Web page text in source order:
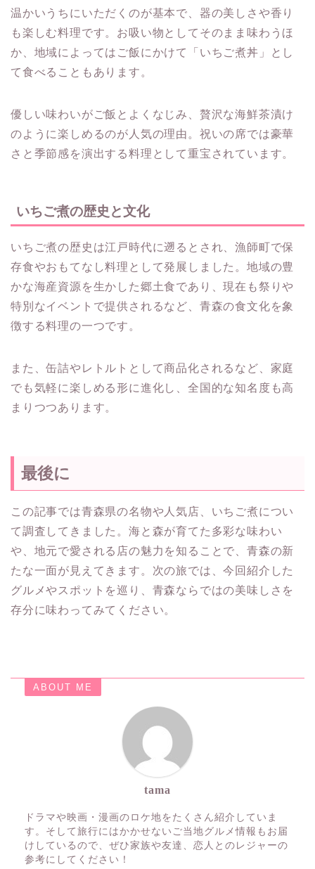
温かいうちにいただくのが基本で、器の美しさや香り
も楽しむ料理です。お吸い物としてそのまま味わうほ
か、地域によってはご飯にかけて「いちご煮丼」とし
て食べることもあります。
優しい味わいがご飯とよくなじみ、贅沢な海鮮茶漬け
のように楽しめるのが人気の理由。祝いの席では豪華
さと季節感を演出する料理として重宝されています。
いちご煮の歴史と文化
いちご煮の歴史は江戸時代に遡るとされ、漁師町で保
存食やおもてなし料理として発展しました。地域の豊
かな海産資源を生かした郷土食であり、現在も祭りや
特別なイベントで提供されるなど、青森の食文化を象
徴する料理の一つです。
また、缶詰やレトルトとして商品化されるなど、家庭
でも気軽に楽しめる形に進化し、全国的な知名度も高
まりつつあります。
最後に
この記事では青森県の名物や人気店、いちご煮につい
て調査してきました。海と森が育てた多彩な味わい
や、地元で愛される店の魅力を知ることで、青森の新
たな一面が見えてきます。次の旅では、今回紹介した
グルメやスポットを巡り、青森ならではの美味しさを
存分に味わってみてください。
ABOUT ME
tama
ドラマや映画・漫画のロケ地をたくさん紹介していま
す。そして旅行にはかかせないご当地グルメ情報もお届
けしているので、ぜひ家族や友達、恋人とのレジャーの
参考にしてください！